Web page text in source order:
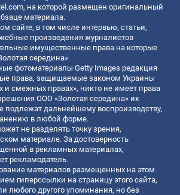
, на которой размещен оригинальный
материала.
сайте, в том числе интервью, статьи,
произведения журналистов
имущественные права на которые
середина».
фотоматериалы Getty Images редакция
права, защищаемые законом Украины
и смежных правах», никто не имеет права
ООО «Золотая середина» их
подлежат дальнейшему воспроизводству,
в любой форме.
не разделять точку зрения,
материале. За достоверность
в рекламных материалах,
рекламодатель.
материалов размещенных на этом
гиперссылки на страницу этого сайта,
любого другого упоминания, но без